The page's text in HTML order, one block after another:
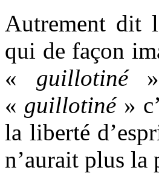
Autrement dit
qui de façon
« guillotiné»,
« guillotiné»
la liberté
n’aurait plus la